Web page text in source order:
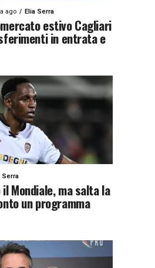
ago Elia Serra
estivo Cagliari
in entrata e
Serra
Mondiale, ma salta la
un programma